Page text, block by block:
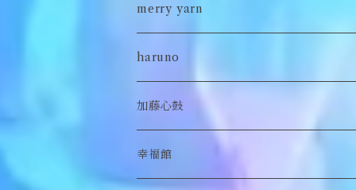
ポンチョ
雑貨
キッズ
チョーカー
ヘアバレッタ
付け襟
カードケース
ロンT
Tシャツ
キーホルダー
ぬいぐるみ
パンツ
スカート
シューズ/サンダル
セットアップ
ブローチ
ぬいぐるみブローチ
ぬいぐるみリング
ぬいぐるみ鏡
ぬいぐるみキーホルダー
ブローチ
マフラー
merry yarn
帽子
haruno
ヘアゴム
靴下
加藤心鼓
ロンT
幸福館